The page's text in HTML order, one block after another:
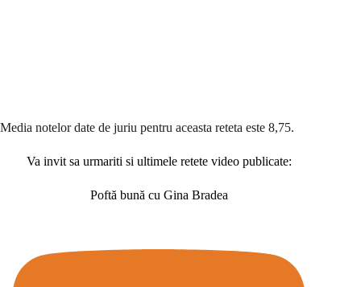
Media notelor date de juriu pentru aceasta reteta este 8,75.
Va invit sa urmariti si ultimele retete video publicate:
Poftă bună cu Gina Bradea